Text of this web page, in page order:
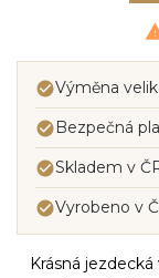
Výměna
Bezpečná
Skladem v
Vyrobeno v
Krásná